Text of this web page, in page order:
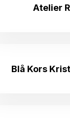
Atelier
Blå Kors